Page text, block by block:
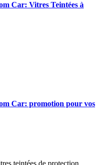
Car: Vitres Teintées à
Car: promotion pour vos